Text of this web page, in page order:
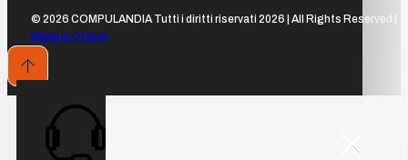
© 2026 COMPULANDIA Tutti i diritti riservati 2026 | All Rights Reserved |
Made in QUILIA